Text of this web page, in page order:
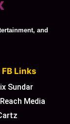
and
Links
Sundar
Media